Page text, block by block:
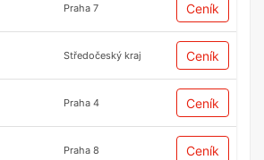
Praha 7 Ceník
Středočeský kraj Ceník
Praha 4 Ceník
Praha 8 Ceník